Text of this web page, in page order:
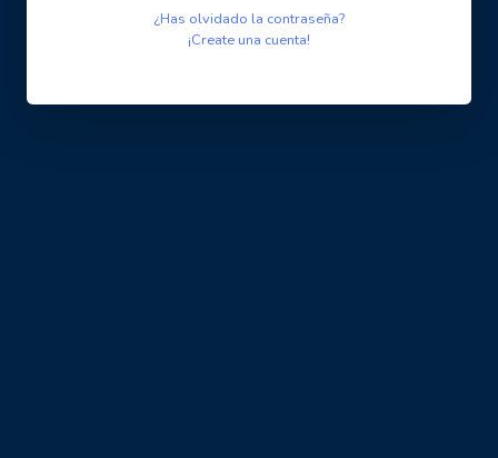
¿Has olvidado la contraseña?
¡Create una cuenta!